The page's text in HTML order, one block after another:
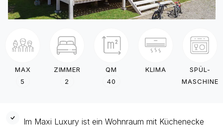
MAX
5
ZIMMER
2
QM
40
KLIMA
SPÜL-
MASCHINE
Im Maxi Luxury ist ein Wohnraum mit Küchenecke